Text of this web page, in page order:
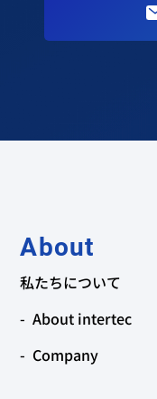
About
私たちについて
About intertec
Company